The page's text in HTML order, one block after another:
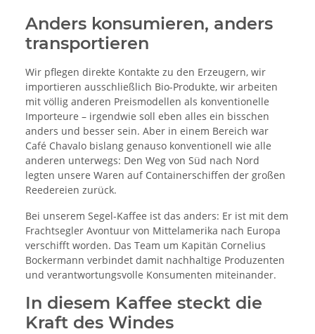
Anders konsumieren, anders
transportieren
Wir pflegen direkte Kontakte zu den Erzeugern, wir
importieren ausschließlich Bio-Produkte, wir arbeiten
mit völlig anderen Preismodellen als konventionelle
Importeure – irgendwie soll eben alles ein bisschen
anders und besser sein. Aber in einem Bereich war
Café Chavalo bislang genauso konventionell wie alle
anderen unterwegs: Den Weg von Süd nach Nord
legten unsere Waren auf Containerschiffen der großen
Reedereien zurück.
Bei unserem Segel-Kaffee ist das anders: Er ist mit dem
Frachtsegler Avontuur von Mittelamerika nach Europa
verschifft worden. Das Team um Kapitän Cornelius
Bockermann verbindet damit nachhaltige Produzenten
und verantwortungsvolle Konsumenten miteinander.
In diesem Kaffee steckt die
Kraft des Windes